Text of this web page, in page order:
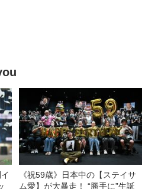
《祝59歳》日本中の【ステイサ
ム愛】が大暴走！ “勝手に”生誕